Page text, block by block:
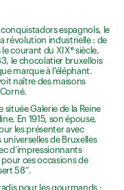
espagnols, le
révolution industrielle : de
courant du XIXᵉ siècle,
le chocolatier bruxellois
marque à l'éléphant.
naître des maisons
située Galerie de la Reine
En 1915, son épouse,
les présenter avec
de Bruxelles
d’impressionnants
pour ces occasions de
58”.
pour les gourmands :